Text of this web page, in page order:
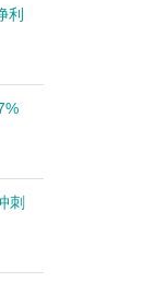
利
刺